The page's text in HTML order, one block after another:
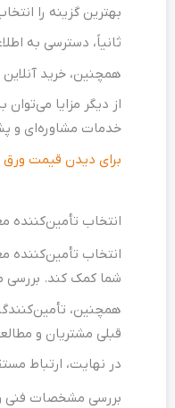
بهترین گزینه را
ثانیاً، دسترسی به
همچنین، خرید
از دیگر مزایا
خدمات مشاوره‌ای و
برای دیدن قیمت
انتخاب تأمین‌کننده
انتخاب تأمین‌کننده
شما کمک کند. بررسی
همچنین،
قبلی مشتریان و
در نهایت، ارتباط
بررسی مشخصات فنی